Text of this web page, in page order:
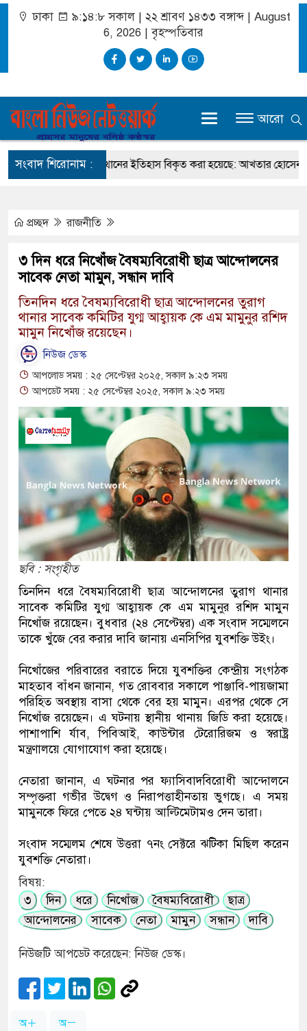
ঢাকা ৯:১৪:৯ সকাল| ২২ শ্রাবণ ১৪৩৩ বঙ্গাব্দ | August
6, 2026 |বৃহস্পতিবার
আরো
সংবাদ শিরোনাম :
জুলাই অভ্যুত্থানের ইতিহাস বিকৃত করা হয়েছে: আখতার হোসেন
প্রচ্ছদ রাজনীতি
৩ দিন ধরে নিখোঁজ বৈষম্যবিরোধী ছাত্র আন্দোলনের
সাবেক নেতা মামুন, সন্ধান দাবি
তিনদিন ধরে বৈষম্যবিরোধী ছাত্র আন্দোলনের তুরাগ
থানার সাবেক কমিটির যুগ্ম আহ্বায়ক কে এম মামুনুর রশিদ
মামুন নিখোঁজ রয়েছেন।
নিউজ ডেস্ক
আপলোড সময় : ২৫ সেপ্টেম্বর ২০২৫, সকাল ৯:২৩ সময়
আপডেট সময় : ২৫ সেপ্টেম্বর ২০২৫, সকাল ৯:২৩ সময়
ছবি : সংগৃহীত
তিনদিন ধরে বৈষম্যবিরোধী ছাত্র আন্দোলনের তুরাগ থানার
সাবেক কমিটির যুগ্ম আহ্বায়ক কে এম মামুনুর রশিদ মামুন
নিখোঁজ রয়েছেন। বুধবার (২৪ সেপ্টেম্বর) এক সংবাদ সম্মেলনে
তাকে খুঁজে বের করার দাবি জানায় এনসিপির যুবশক্তি উইং।
নিখোঁজের পরিবারের বরাতে দিয়ে যুবশক্তির কেন্দ্রীয় সংগঠক
মাহতাব বাঁধন জানান, গত রোববার সকালে পাঞ্জাবি-পায়জামা
পরিহিত অবস্থায় বাসা থেকে বের হয় মামুন। এরপর থেকে সে
নিখোঁজ রয়েছেন। এ ঘটনায় স্থানীয় থানায় জিডি করা হয়েছে।
পাশাপাশি র্যাব, পিবিআই, কাউন্টার টেরোরিজম ও স্বরাষ্ট্র
মন্ত্রণালয়ে যোগাযোগ করা হয়েছে।
নেতারা জানান, এ ঘটনার পর ফ্যাসিবাদবিরোধী আন্দোলনে
সম্পৃক্তরা গভীর উদ্বেগ ও নিরাপত্তাহীনতায় ভুগছে। এ সময়
মামুনকে ফিরে পেতে ২৪ ঘন্টায় আল্টিমেটামও দেন তারা।
সংবাদ সম্মেলম শেষে উত্তরা ৭নং সেক্টরে ঝটিকা মিছিল করেন
যুবশক্তি নেতারা।
বিষয়:
৩
দিন ধরে নিখোঁজ বৈষম্যবিরোধী
ছাত্র
আন্দোলনের
সাবেক নেতা মামুন সন্ধান দাবি
নিউজটি আপডেট করেছেন: নিউজ ডেস্ক।
অ অ